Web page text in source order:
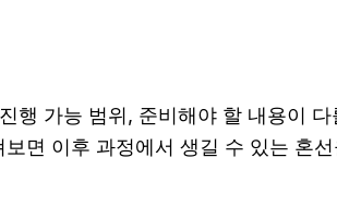
행 가능 범위, 준비해야 할 내용이
면 이후 과정에서 생길 수 있는 혼